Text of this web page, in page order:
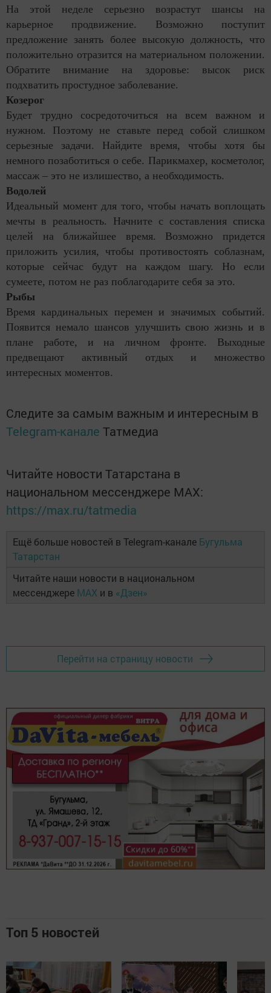
На этой неделе серьезно возрастут шансы на
карьерное продвижение. Возможно поступит
предложение занять более высокую должность, что
положительно отразится на материальном положении.
Обратите внимание на здоровье: высок риск
подхватить простудное заболевание.
Козерог
Будет трудно сосредоточиться на всем важном и
нужном. Поэтому не ставьте перед собой слишком
серьезные задачи. Найдите время, чтобы хотя бы
немного позаботиться о себе. Парикмахер, косметолог,
массаж – это не излишество, а необходимость.
Водолей
Идеальный момент для того, чтобы начать воплощать
мечты в реальность. Начните с составления списка
целей на ближайшее время. Возможно придется
приложить усилия, чтобы противостоять соблазнам,
которые сейчас будут на каждом шагу. Но если
сумеете, потом не раз поблагодарите себя за это.
Рыбы
Время кардинальных перемен и значимых событий.
Появится немало шансов улучшить свою жизнь и в
плане работе, и на личном фронте. Выходные
предвещают активный отдых и множество
интересных моментов.
Следите за самым важным и интересным в
Telegram-канале Татмедиа
Читайте новости Татарстана в
национальном мессенджере MАХ:
https://max.ru/tatmedia
Ещё больше новостей в Telegram-канале Бугульма
Татарстан
Читайте наши новости в национальном
мессенджере MAX и в «Дзен»
Перейти на страницу новости
Топ 5 новостей